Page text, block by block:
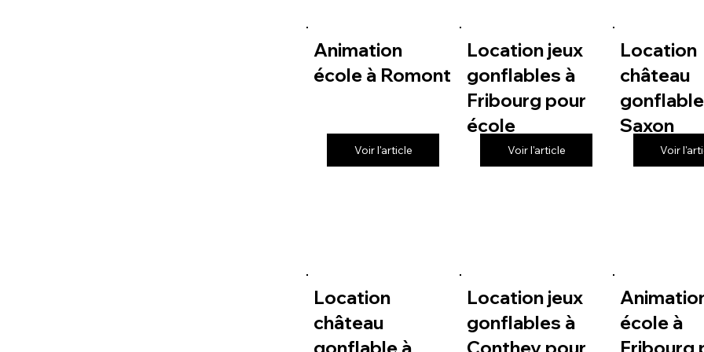
Animation
école à Romont
Voir l'article
Location jeux
gonflables à
Fribourg pour
école
Voir l'article
Location
château
Saxon
Voir
Location
château
gonflable à
Location jeux
gonflables à
Conthey pour
école à
Fribourg